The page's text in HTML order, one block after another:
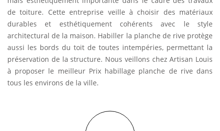
de toiture. Cette entreprise veille à choisir des matériaux
durables et esthétiquement cohérents avec le style
architectural de la maison. Habiller la planche de rive protège
aussi les bords du toit de toutes intempéries, permettant la
préservation de la structure. Nous veillons chez Artisan Louis
à proposer le meilleur Prix habillage planche de rive dans
tous les environs de la ville.